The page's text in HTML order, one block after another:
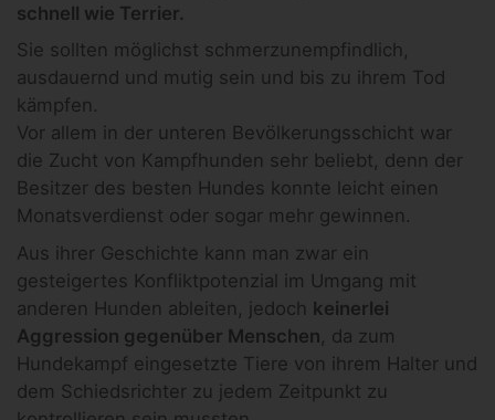
schnell wie Terrier.
Sie sollten möglichst schmerzunempfindlich,
ausdauernd und mutig sein und bis zu ihrem Tod
kämpfen.
Vor allem in der unteren Bevölkerungsschicht war
die Zucht von Kampfhunden sehr beliebt, denn der
Besitzer des besten Hundes konnte leicht einen
Monatsverdienst oder sogar mehr gewinnen.
Aus ihrer Geschichte kann man zwar ein
gesteigertes Konfliktpotenzial im Umgang mit
anderen Hunden ableiten, jedoch keinerlei
Aggression gegenüber Menschen , da zum
Hundekampf eingesetzte Tiere von ihrem Halter und
dem Schiedsrichter zu jedem Zeitpunkt zu